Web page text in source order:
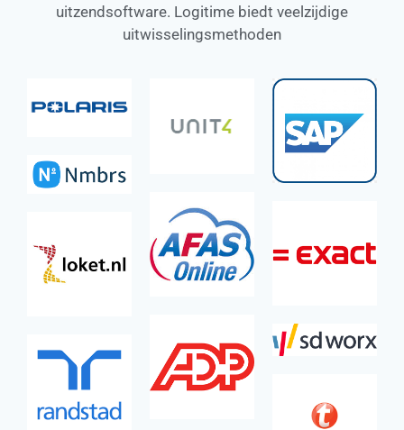
uitzendsoftware. Logitime biedt veelzijdige
uitwisselingsmethoden